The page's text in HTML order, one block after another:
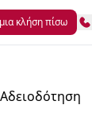
κλήση πίσω
Αδειοδότηση